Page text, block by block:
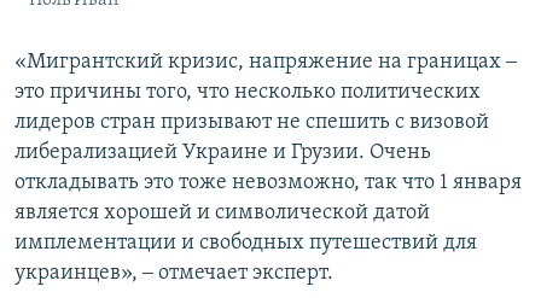
«Мигрантский кризис, напряжение на границах ‒
это причины того, что несколько политических
лидеров стран призывают не спешить с визовой
либерализацией Украине и Грузии. Очень
откладывать это тоже невозможно, так что 1 января
является хорошей и символической датой
имплементации и свободных путешествий для
украинцев», ‒ отмечает эксперт.